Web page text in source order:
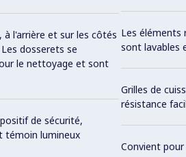
l'arrière et sur les côtés
dosserets se
le nettoyage et sont
de sécurité,
témoin lumineux
Les
sont lavables
Grilles de
résistance
Convient